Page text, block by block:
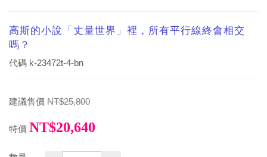
高斯的小說「丈量世界」裡，所有平行線終會相交
嗎？
代碼 k-23472t-4-bn
建議售價 NT$25,800
特價 NT$20,640